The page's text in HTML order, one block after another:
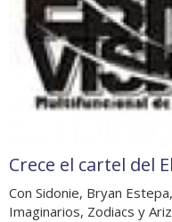
Crece el cartel del
Con Sidonie, Bryan
Imaginarios, Zodiacs y